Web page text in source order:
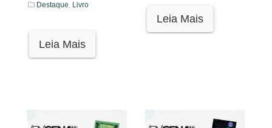
Destaque, Livro
Leia Mais
Leia Mais